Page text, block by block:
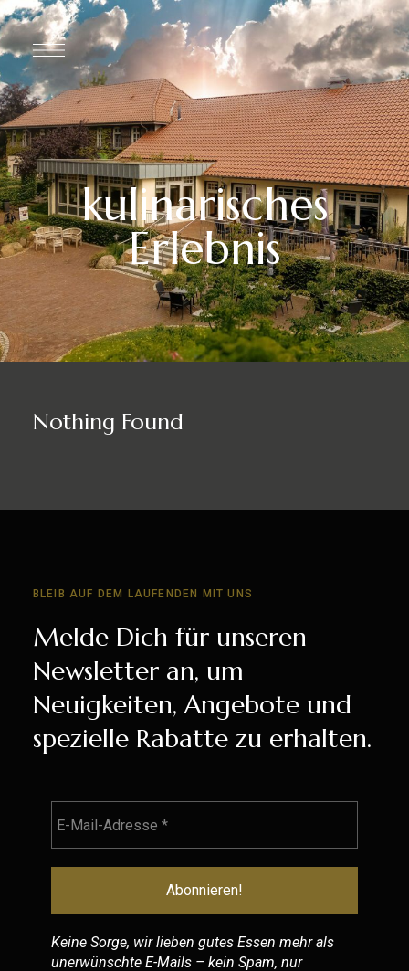
kulinarisches
Erlebnis
Nothing Found
BLEIB AUF DEM LAUFENDEN MIT UNS
Melde Dich für unseren
Newsletter an, um
Neuigkeiten, Angebote und
spezielle Rabatte zu erhalten.
Keine Sorge, wir lieben gutes Essen mehr als
unerwünschte E-Mails – kein Spam, nur